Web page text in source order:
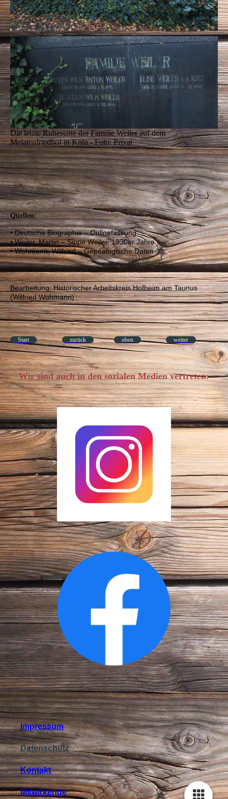
Die letzte Ruhestätte der Familie Weiler auf dem
Melatenfriedhof in Köln - Foto: Privat
Quellen:
• Deutsche Biographie – Onlinefassung
• Weiler, Martin – Sippe Weiler, 1930er Jahre
• Wohmann, Wilfried – Genealogische Daten
Bearbeitung: Historischer Arbeitskreis Hofheim am Taunus
(Wilfried Wohmann)
Start zurück oben weiter
Wir sind auch in den sozialen Medien vertreten:
Impressum
Datenschutz
Kontakt
Mitwirkende